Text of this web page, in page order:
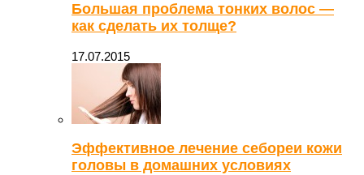
Большая проблема тонких волос —
как сделать их толще?
17.07.2015
Эффективное лечение себореи кожи
головы в домашних условиях